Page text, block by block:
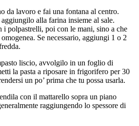
da lavoro e fai una fontana al centro.
alla farina insieme al sale.
i polpastrelli, poi con le mani, sino a che
Se necessario, aggiungi 1 o 2
liscio, avvolgilo in un foglio di
la pasta a riposare in frigorifero per 30
un po’ prima che tu possa usarla.
con il mattarello sopra un piano
raggiungendo lo spessore di